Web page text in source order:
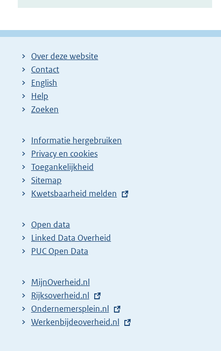
Over deze website
Contact
English
Help
Zoeken
Informatie hergebruiken
Privacy en cookies
Toegankelijkheid
Sitemap
E
t
e
r
l
i
n
k
Kwetsbaarheid melden
Open data
Linked Data Overheid
PUC Open Data
MijnOverheid.nl
E
x
t
Rijksoverheid.nl
E
x
Ondernemersplein.nl
E
Werkenbijdeoverheid.nl